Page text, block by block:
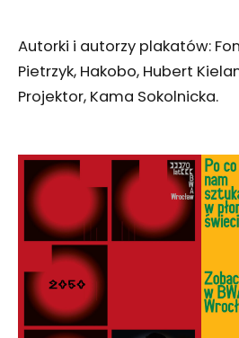
Autorki i autorzy plakatów:
Pietrzyk, Hakobo, Hubert
Projektor, Kama Sokolnicka.